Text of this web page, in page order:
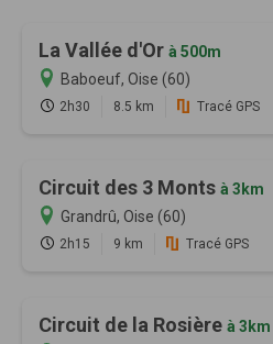
La Vallée d'Or à 500m
Baboeuf, Oise (60)
2h30 8.5 km Tracé GPS
Circuit des 3 Monts à 3km
Grandrû, Oise (60)
2h15 9 km Tracé GPS
Circuit de la Rosière à 3km